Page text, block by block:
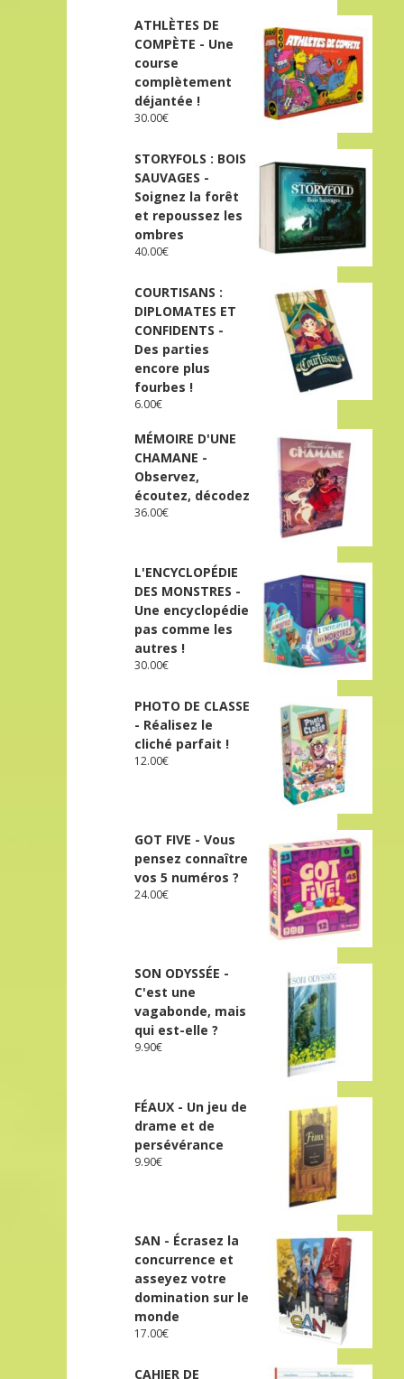
ATHLÈTES DE
COMPÈTE - Une
course
complètement
déjantée !
30.00€
STORYFOLS : BOIS
SAUVAGES -
Soignez la forêt
et repoussez les
ombres
40.00€
COURTISANS :
DIPLOMATES ET
CONFIDENTS -
Des parties
encore plus
fourbes !
6.00€
MÉMOIRE D'UNE
CHAMANE -
Observez,
écoutez, décodez
36.00€
L'ENCYCLOPÉDIE
DES MONSTRES -
Une encyclopédie
pas comme les
autres !
30.00€
PHOTO DE CLASSE
- Réalisez le
cliché parfait !
12.00€
GOT FIVE - Vous
pensez connaître
vos 5 numéros ?
24.00€
SON ODYSSÉE -
C'est une
vagabonde, mais
qui est-elle ?
9.90€
FÉAUX - Un jeu de
drame et de
persévérance
9.90€
SAN - Écrasez la
concurrence et
asseyez votre
domination sur le
monde
17.00€
CAHIER DE